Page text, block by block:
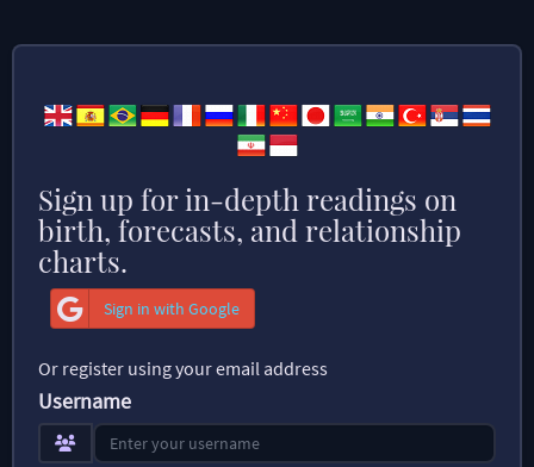
Sign up for in-depth readings on
birth, forecasts, and relationship
charts.
Sign in with Google
Or register using your email address
Username